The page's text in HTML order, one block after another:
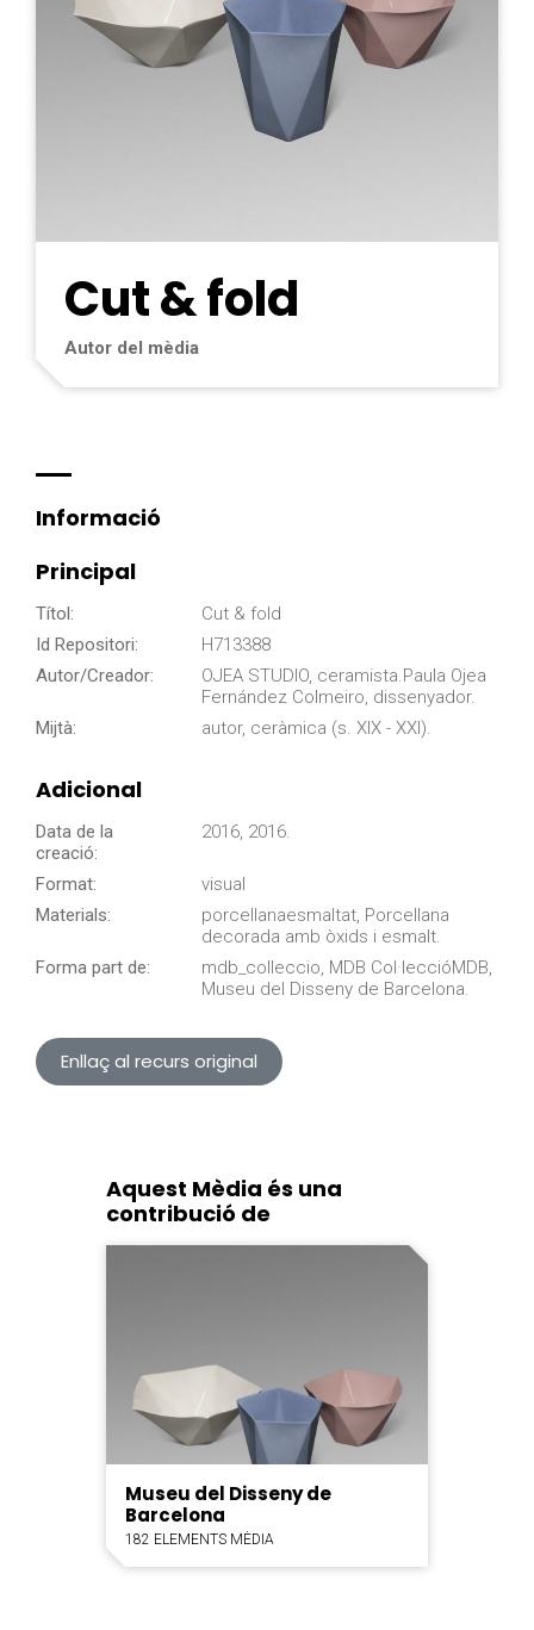
Cut & fold
Autor del mèdia
Informació
Principal
Títol:
Cut & fold
Id Repositori:
H713388
Autor/Creador:
OJEA STUDIO, ceramista.Paula Ojea
Fernández Colmeiro, dissenyador.
Mijtà:
autor, ceràmica (s. XIX - XXI).
Adicional
Data de la
creació:
2016, 2016.
Format:
visual
Materials:
porcellanaesmaltat, Porcellana
decorada amb òxids i esmalt.
Forma part de:
mdb_colleccio, MDB Col·leccióMDB,
Museu del Disseny de Barcelona.
Enllaç al recurs original
Aquest Mèdia és una
contribució de
Museu del Disseny de
Barcelona
182 ELEMENTS MÈDIA